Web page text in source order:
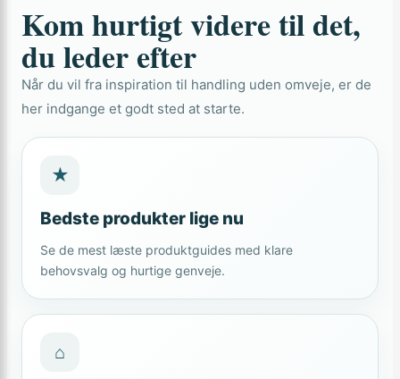
Kom hurtigt videre til det,
du leder efter
Når du vil fra inspiration til handling uden omveje, er de
her indgange et godt sted at starte.
★
Bedste produkter lige nu
Se de mest læste produktguides med klare
behovsvalg og hurtige genveje.
⌂